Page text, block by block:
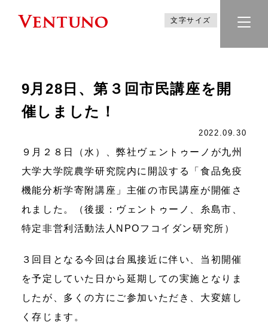
文字サイズ
9月28日、第３回市民講座を開
催しました！
2022.09.30
９月２８日（水）、弊社ヴェントゥーノが九州
大学大学院農学研究院内に開設する「食品免疫
機能分析学寄附講座」主催の市民講座が開催さ
れました。（後援：ヴェントゥーノ、糸島市、
特定非営利活動法人NPOフコイダン研究所）
３回目となる今回は台風接近に伴い、当初開催
を予定していた日から延期しての実施となりま
したが、多くの方にご参加いただき、大変嬉し
く存じます。